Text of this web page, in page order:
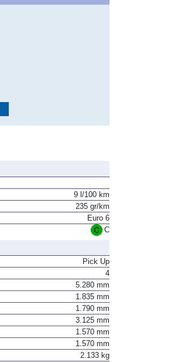
9 l/100 km
235 gr/km
Euro 6
C
Pick Up
4
5.280 mm
1.835 mm
1.790 mm
3.125 mm
1.570 mm
1.570 mm
2.133 kg